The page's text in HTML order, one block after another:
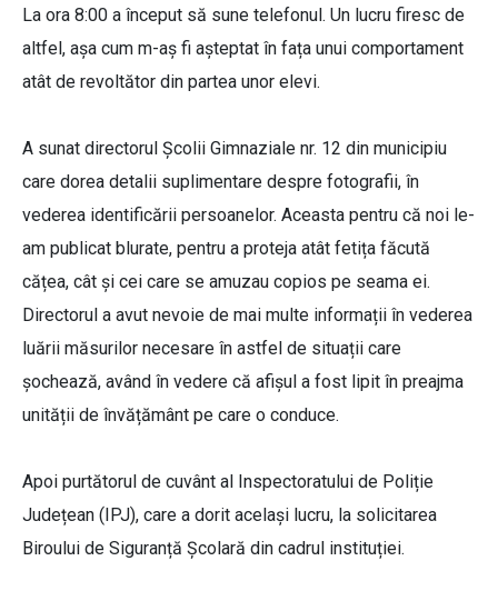
La ora 8:00 a început să sune telefonul. Un lucru firesc de
altfel, așa cum m-aș fi așteptat în fața unui comportament
atât de revoltător din partea unor elevi.
A sunat directorul Școlii Gimnaziale nr. 12 din municipiu
care dorea detalii suplimentare despre fotografii, în
vederea identificării persoanelor. Aceasta pentru că noi le-
am publicat blurate, pentru a proteja atât fetița făcută
cățea, cât și cei care se amuzau copios pe seama ei.
Directorul a avut nevoie de mai multe informații în vederea
luării măsurilor necesare în astfel de situații care
șochează, având în vedere că afișul a fost lipit în preajma
unității de învățământ pe care o conduce.
Apoi purtătorul de cuvânt al Inspectoratului de Poliție
Județean (IPJ), care a dorit același lucru, la solicitarea
Biroului de Siguranță Școlară din cadrul instituției.